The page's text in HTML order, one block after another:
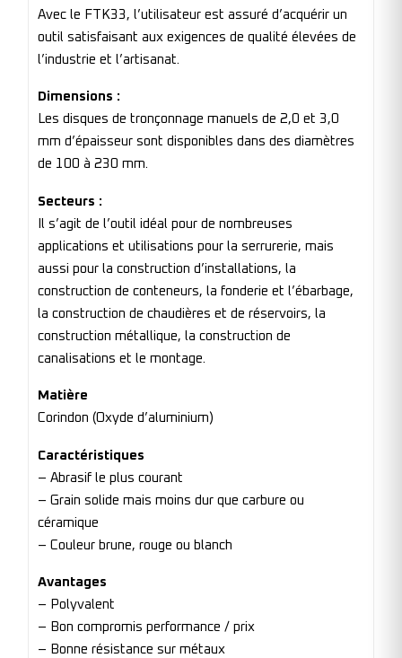
Avec le FTK33, l’utilisateur est assuré d’acquérir un
outil satisfaisant aux exigences de qualité élevées de
l’industrie et l’artisanat.
Dimensions :
Les disques de tronçonnage manuels de 2,0 et 3,0
mm d’épaisseur sont disponibles dans des diamètres
de 100 à 230 mm.
Secteurs :
Il s’agit de l’outil idéal pour de nombreuses
applications et utilisations pour la serrurerie, mais
aussi pour la construction d’installations, la
construction de conteneurs, la fonderie et l’ébarbage,
la construction de chaudières et de réservoirs, la
construction métallique, la construction de
canalisations et le montage.
Matière
Corindon (Oxyde d’aluminium)
Caractéristiques
– Abrasif le plus courant
– Grain solide mais moins dur que carbure ou
céramique
– Couleur brune, rouge ou blanch
Avantages
– Polyvalent
– Bon compromis performance / prix
– Bonne résistance sur métaux